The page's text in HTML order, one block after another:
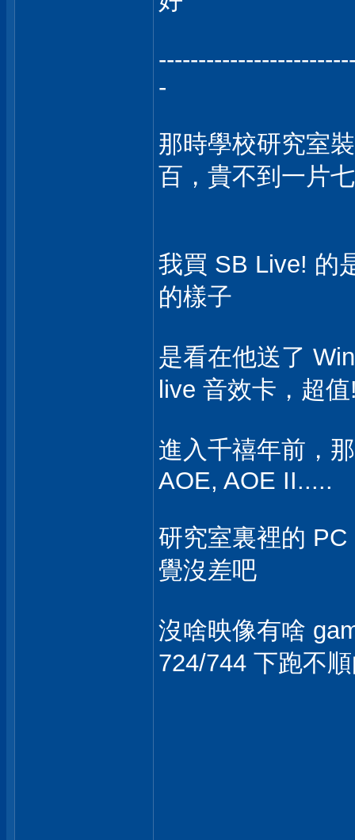
-
那時學校研究室
百，貴不到一片
我買 SB Live! 的
的樣子
是看在他送了
live 音效卡，超
進入千禧年前，
AOE, AOE II.....
研究室裏裡的
覺沒差吧
沒啥映像有啥
724/744 下跑不